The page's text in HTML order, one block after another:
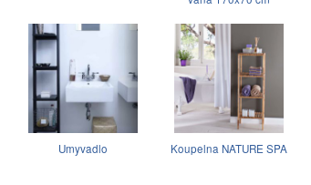
Umyvadlo Koupelna NATURE SPA